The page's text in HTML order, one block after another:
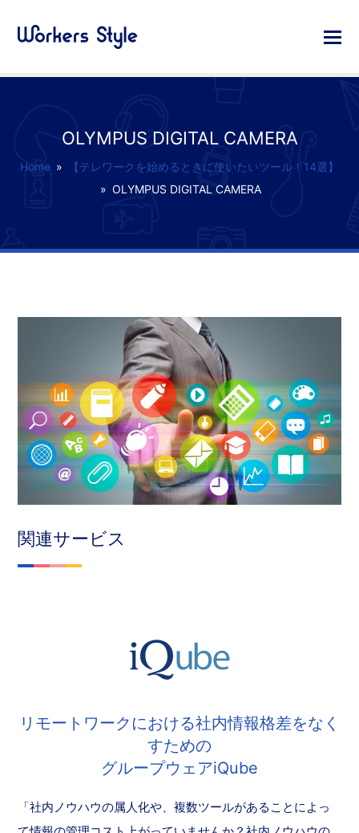
OLYMPUS DIGITAL CAMERA
Home »
【テレワークを始めるときに使いたいツール！14選】
» OLYMPUS DIGITAL CAMERA
関連サービス
リモートワークにおける社内情報格差をなく
すための
グループウェアiQube
「社内ノウハウの属人化や、複数ツールがあることによっ